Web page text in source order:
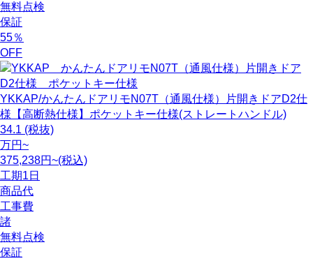
無料点検
保証
55％
OFF
YKKAP/かんたんドアリモN07T（通風仕様）片開きドアD2仕
様【高断熱仕様】ポケットキー仕様(ストレートハンドル)
34.1 (税抜)
万円~
375,238円~(税込)
工期1日
商品代
工事費
諸
無料点検
保証